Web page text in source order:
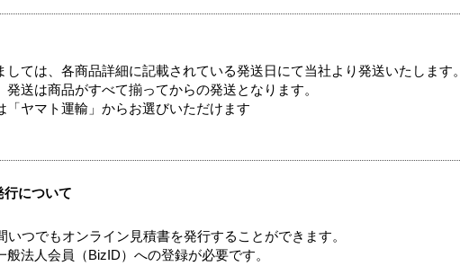
ては、各商品詳細に記載されている発送日にて当社より発送いたします。
送は商品がすべて揃ってからの発送となります。
ヤマト運輸」からお選びいただけます
行について
つでもオンライン見積書を発行することができます。
法人会員（BizID）への登録が必要です。